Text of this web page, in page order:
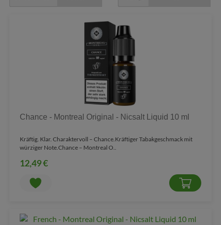
Chance - Montreal Original - Nicsalt Liquid 10 ml
Kräftig. Klar. Charaktervoll – Chance.Kräftiger Tabakgeschmack mit
würziger Note.Chance – Montreal O..
12,49 €